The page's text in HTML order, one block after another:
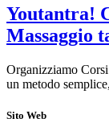
Youtantra!
Massaggio
Organizziamo
un metodo
Sito Web